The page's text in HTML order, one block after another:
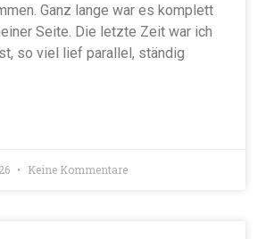
Ganz lange war es komplett
Seite. Die letzte Zeit war ich
so viel lief parallel, ständig
Keine Kommentare